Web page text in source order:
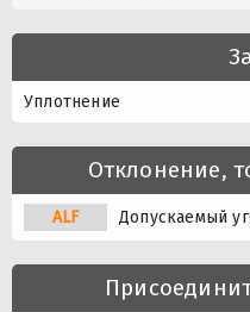
Уплотнение
Отклонение,
ALF Допускаемый